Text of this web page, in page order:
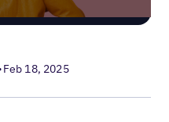
Feb 18, 2025